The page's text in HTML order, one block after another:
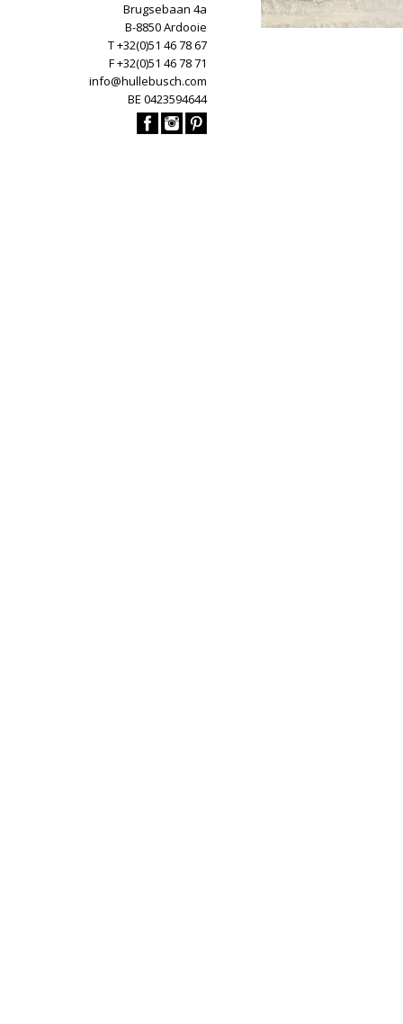
Brugsebaan 4a
B-8850 Ardooie
T +32(0)51 46 78 67
F +32(0)51 46 78 71
info@hullebusch.com
BE 0423594644